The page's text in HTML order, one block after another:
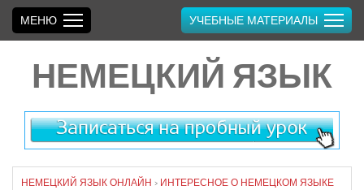
НЕМЕЦКИЙ ЯЗЫК
МЕНЮ УЧЕБНЫЕ МАТЕРИАЛЫ
НЕМЕЦКИЙ ЯЗЫК ОНЛАЙН › ИНТЕРЕСНОЕ О НЕМЕЦКОМ ЯЗЫКЕ